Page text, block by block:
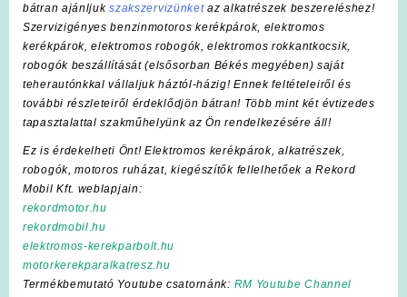
bátran ajánljukszakszervizünket az alkatrészek beszereléshez!
Szervizigényes benzinmotoros kerékpárok, elektromos
kerékpárok, elektromos robogók, elektromos rokkantkocsik,
robogók beszállítását (elsősorban Békés megyében) saját
teherautónkkal vállaljuk háztól-házig! Ennek feltételeiről és
további részleteiről érdeklődjön bátran! Több mint két évtizedes
tapasztalattal szakműhelyünk az Ön rendelkezésére áll!
Ez is érdekelheti Önt! Elektromos kerékpárok, alkatrészek,
robogók, motoros ruházat, kiegészítők fellelhetőek a Rekord
Mobil Kft. weblapjain:
rekordmotor.hu
rekordmobil.hu
elektromos-kerekparbolt.hu
motorkerekparalkatresz.hu
Termékbemutató Youtube csatornánk: RM Youtube Channel